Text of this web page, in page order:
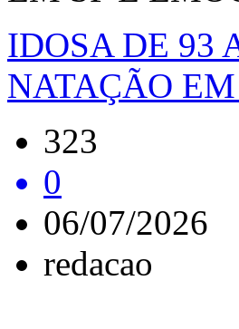
IDOSA DE 93
NATAÇÃO
323
0
06/07/2026
redacao